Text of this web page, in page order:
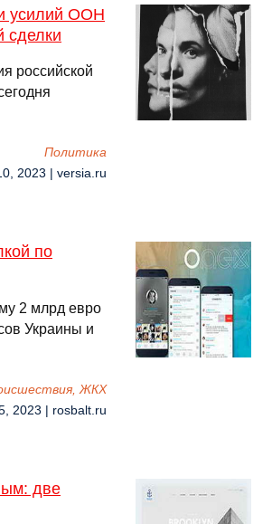
усилий ООН
сделки
российской
Политика
2023 | versia.ru
по
2 млрд евро
Украины и
ЖКХ
2023 | rosbalt.ru
две